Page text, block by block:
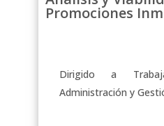
Promociones
Dirigido a
Administración y